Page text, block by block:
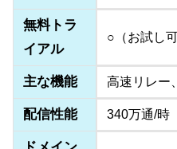
無料トラ
イアル
○（お試し可
主な機能 高速リレー
配信性能 340万通/時